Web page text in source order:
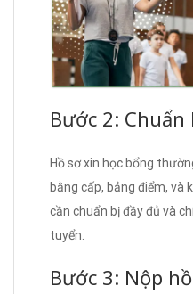
Bước 2: Chuẩn
Hồ sơ xin học bổng
bằng cấp, bảng điểm, và
cần chuẩn bị đầy đủ và
tuyển.
Bước 3: Nộp